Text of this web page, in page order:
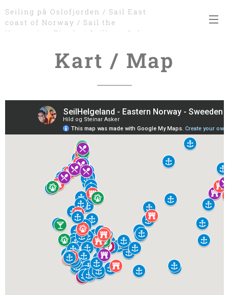
Seiling på Oslofjorden / Sail East
coast of Norway / Sail the
Norwegian Fjords / Seilkurs Oslo
Kart / Map